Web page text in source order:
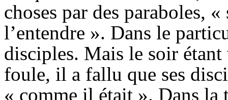
choses par des paraboles,
l’entendre ». Dans le
disciples. Mais le soir
foule, il a fallu que ses
« comme il était ». Dans